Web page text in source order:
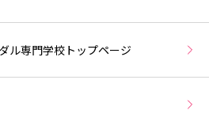
ル専門学校トップページ